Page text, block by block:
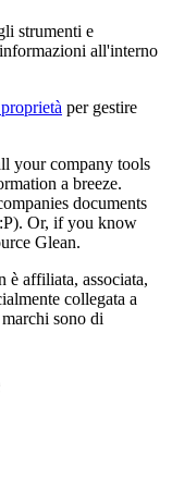
strumenti e
all'interno
per gestire
your company tools
a breeze.
documents
Or, if you know
Glean.
è affiliata, associata,
collegata a
sono di